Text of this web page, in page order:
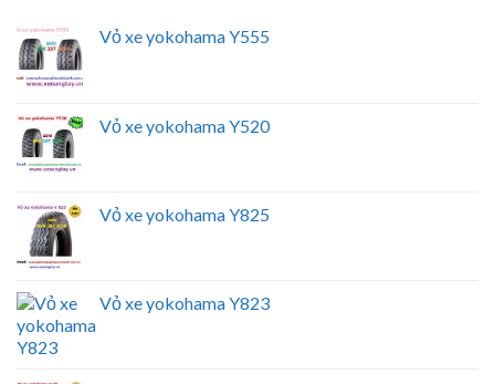
Vỏ xe yokohama Y555
Vỏ xe yokohama Y520
Vỏ xe yokohama Y825
Vỏ xe yokohama Y823